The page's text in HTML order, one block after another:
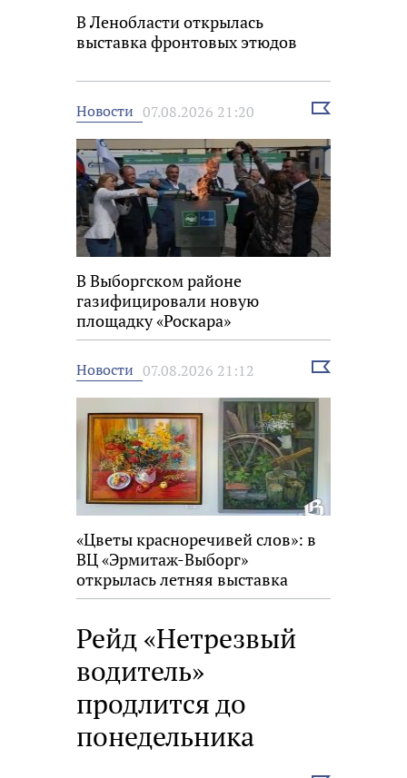
В Ленобласти открылась
выставка фронтовых этюдов
Новости 07.08.2026 21:20
Выбрать
В Выборгском районе
газифицировали новую
площадку «Роскара»
Новости 07.08.2026 21:12
Выбрать
«Цветы красноречивей слов»: в
ВЦ «Эрмитаж-Выборг»
открылась летняя выставка
Рейд «Нетрезвый
водитель»
продлится до
понедельника